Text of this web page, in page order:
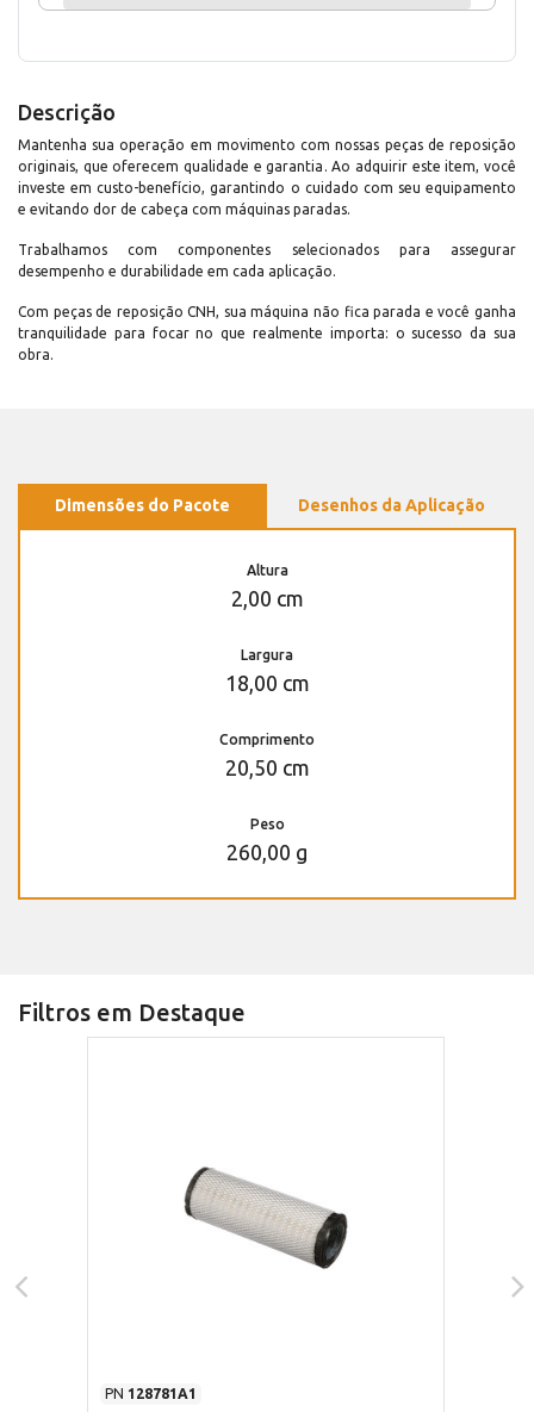
Descrição
Mantenha sua operação em movimento com nossas peças de reposição
originais, que oferecem qualidade e garantia. Ao adquirir este item, você
investe em custo-benefício, garantindo o cuidado com seu equipamento
e evitando dor de cabeça com máquinas paradas.
Trabalhamos com componentes selecionados para assegurar
desempenho e durabilidade em cada aplicação.
Com peças de reposição CNH, sua máquina não fica parada e você ganha
tranquilidade para focar no que realmente importa: o sucesso da sua
obra.
Dimensões do Pacote Desenhos da Aplicação
Altura
2,00 cm
Largura
18,00 cm
Comprimento
20,50 cm
Peso
260,00 g
Filtros em Destaque
PN 128781A1